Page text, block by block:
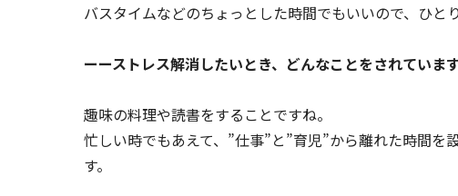
バスタイムなどのちょっとした時間でもいいので、ひと
ーーストレス解消したいとき、どんなことをされていま
趣味の料理や読書をすることですね。
忙しい時でもあえて、”仕事”と”育児”から離れた時間
す。